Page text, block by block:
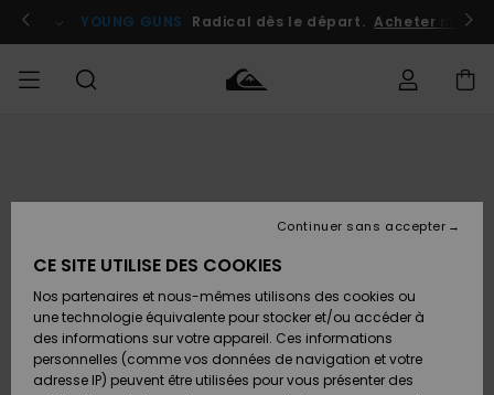
l'information
le
Se connecter / s'inscrire
YOUNG GUNS Radical dès le départ. Acheter
Chaussures
& Tongs
Chaussures
& Tongs
FEMME
A
Découvrir
SURF
Surf
Shop
Enfant
Highlights
SNOW
Snow
Shop
Enfant
Snow
Enfant
Outlet
Femme
Retours
Paiement
CE SITE UTILISE DES COOKIES
Nos partenaires et nous-mêmes utilisons des cookies ou
une technologie équivalente pour stocker et/ou accéder à
des informations sur votre appareil. Ces informations
personnelles (comme vos données de navigation et votre
adresse IP) peuvent être utilisées pour vous présenter des
Continuer sans accepter